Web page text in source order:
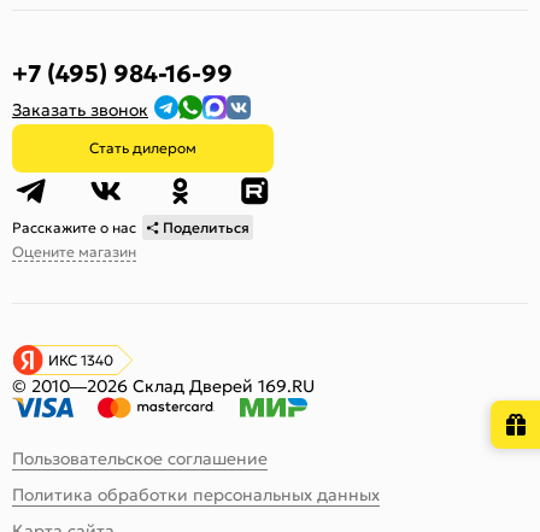
+7 (495) 984-16-99
Заказать звонок
Стать дилером
Расскажите о нас
Поделиться
Оцените магазин
ИКС 1340
© 2010—2026 Склад Дверей 169.RU
Пользовательское соглашение
Политика обработки персональных данных